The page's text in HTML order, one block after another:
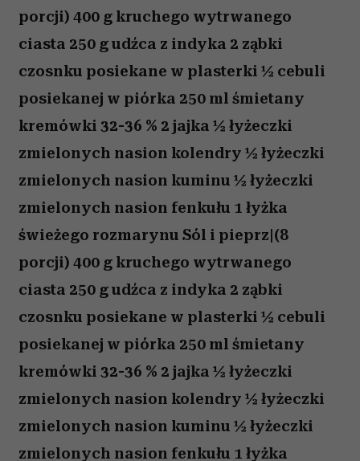
porcji) 400 g kruchego wytrwanego
ciasta 250 g udźca z indyka 2 ząbki
czosnku posiekane w plasterki ½ cebuli
posiekanej w piórka 250 ml śmietany
kremówki 32-36 % 2 jajka ½ łyżeczki
zmielonych nasion kolendry ½ łyżeczki
zmielonych nasion kuminu ½ łyżeczki
zmielonych nasion fenkułu 1 łyżka
świeżego rozmarynu Sól i pieprz|(8
porcji) 400 g kruchego wytrwanego
ciasta 250 g udźca z indyka 2 ząbki
czosnku posiekane w plasterki ½ cebuli
posiekanej w piórka 250 ml śmietany
kremówki 32-36 % 2 jajka ½ łyżeczki
zmielonych nasion kolendry ½ łyżeczki
zmielonych nasion kuminu ½ łyżeczki
zmielonych nasion fenkułu 1 łyżka